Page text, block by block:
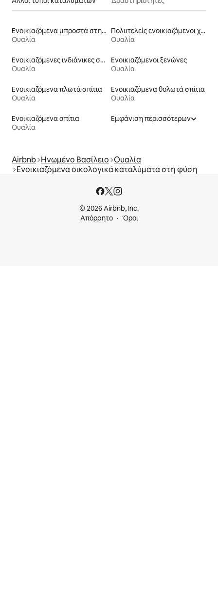
Ενοικιαζόμενα μπροστά στη θάλασσα
Ουαλία
Πολυτελείς ενοικιαζόμενοι χώροι
Ουαλία
Ενοικιαζόμενες ινδιάνικες σκηνές
Ουαλία
Ενοικιαζόμενοι ξενώνες
Ουαλία
Ενοικιαζόμενα πλωτά σπίτια
Ουαλία
Ενοικιαζόμενα θολωτά σπίτια
Ουαλία
Ενοικιαζόμενα σπίτια
Ουαλία
Εμφάνιση περισσότερων
Airbnb Ηνωμένο Βασίλειο Ουαλία
Ενοικιαζόμενα οικολογικά καταλύματα στη φύση
© 2026 Airbnb, Inc.
Απόρρητο
Όροι